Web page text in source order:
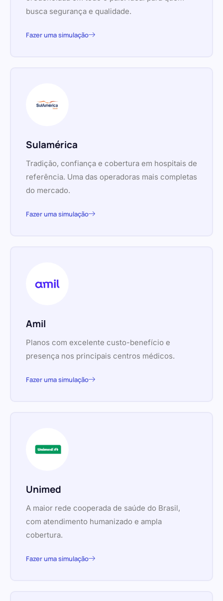
busca segurança e qualidade.
Fazer uma simulação
Sulamérica
Tradição, confiança e cobertura em hospitais de
referência. Uma das operadoras mais completas
do mercado.
Fazer uma simulação
Amil
Planos com excelente custo-benefício e
presença nos principais centros médicos.
Fazer uma simulação
Unimed
A maior rede cooperada de saúde do Brasil,
com atendimento humanizado e ampla
cobertura.
Fazer uma simulação